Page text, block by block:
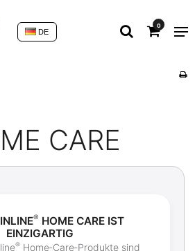
0
DE
CARE
® HOME CARE IST
EINZIGARTIG
® Home‑Care‑Produkte sind